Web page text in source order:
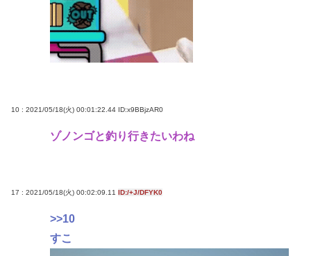
10 : 2021/05/18(火) 00:01:22.44 ID:x9BBjzAR0
ゾノンゴと釣り行きたいわね
17 : 2021/05/18(火) 00:02:09.11 ID:/+J/DFYK0
>>10
すこ